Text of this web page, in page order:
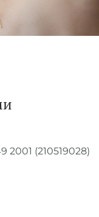
2001 (210519028)